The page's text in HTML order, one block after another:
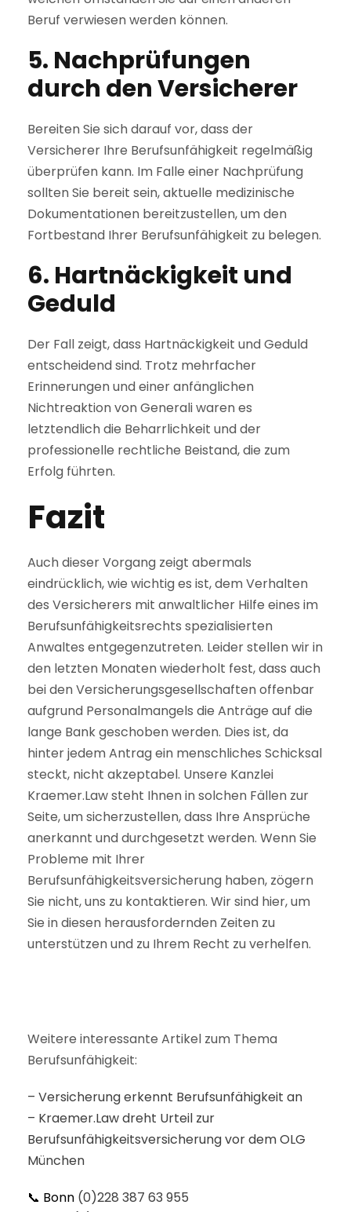
Beruf verwiesen werden können.
5. Nachprüfungen
durch den Versicherer
Bereiten Sie sich darauf vor, dass der
Versicherer Ihre Berufsunfähigkeit regelmäßig
überprüfen kann. Im Falle einer Nachprüfung
sollten Sie bereit sein, aktuelle medizinische
Dokumentationen bereitzustellen, um den
Fortbestand Ihrer Berufsunfähigkeit zu belegen.
6. Hartnäckigkeit und
Geduld
Der Fall zeigt, dass Hartnäckigkeit und Geduld
entscheidend sind. Trotz mehrfacher
Erinnerungen und einer anfänglichen
Nichtreaktion von Generali waren es
letztendlich die Beharrlichkeit und der
professionelle rechtliche Beistand, die zum
Erfolg führten.
Fazit
Auch dieser Vorgang zeigt abermals
eindrücklich, wie wichtig es ist, dem Verhalten
des Versicherers mit anwaltlicher Hilfe eines im
Berufsunfähigkeitsrechts spezialisierten
Anwaltes entgegenzutreten. Leider stellen wir in
den letzten Monaten wiederholt fest, dass auch
bei den Versicherungsgesellschaften offenbar
aufgrund Personalmangels die Anträge auf die
lange Bank geschoben werden. Dies ist, da
hinter jedem Antrag ein menschliches Schicksal
steckt, nicht akzeptabel. Unsere Kanzlei
Kraemer.Law steht Ihnen in solchen Fällen zur
Seite, um sicherzustellen, dass Ihre Ansprüche
anerkannt und durchgesetzt werden. Wenn Sie
Probleme mit Ihrer
Berufsunfähigkeitsversicherung haben, zögern
Sie nicht, uns zu kontaktieren. Wir sind hier, um
Sie in diesen herausfordernden Zeiten zu
unterstützen und zu Ihrem Recht zu verhelfen.
Weitere interessante Artikel zum Thema
Berufsunfähigkeit:
– Versicherung erkennt Berufsunfähigkeit an
– Kraemer.Law dreht Urteil zur
Berufsunfähigkeitsversicherung vor dem OLG
München
📞 Bonn (0)228 387 63 955